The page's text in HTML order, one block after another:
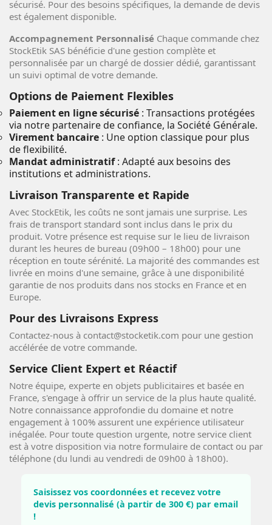
sécurisé. Pour des besoins spécifiques, la demande de devis
est également disponible.
Accompagnement Personnalisé Chaque commande chez
StockEtik SAS bénéficie d'une gestion complète et
personnalisée par un chargé de dossier dédié, garantissant
un suivi optimal de votre demande.
Options de Paiement Flexibles
Paiement en ligne sécurisé : Transactions protégées
via notre partenaire de confiance, la Société Générale.
Virement bancaire : Une option classique pour plus
de flexibilité.
Mandat administratif: Adapté aux besoins des
institutions et administrations.
Livraison Transparente et Rapide
Avec StockEtik, les coûts ne sont jamais une surprise. Les
frais de transport standard sont inclus dans le prix du
produit. Votre présence est requise sur le lieu de livraison
durant les heures de bureau (09h00 – 18h00) pour une
réception en toute sérénité. La majorité des commandes est
livrée en moins d'une semaine, grâce à une disponibilité
garantie de nos produits dans nos stocks en France et en
Europe.
Pour des Livraisons Express
Contactez-nous à contact@stocketik.com pour une gestion
accélérée de votre commande.
Service Client Expert et Réactif
Notre équipe, experte en objets publicitaires et basée en
France, s'engage à offrir un service de la plus haute qualité.
Notre connaissance approfondie du domaine et notre
engagement à 100% assurent une expérience utilisateur
inégalée. Pour toute question urgente, notre service client
est à votre disposition via notre formulaire de contact ou par
téléphone (du lundi au vendredi de 09h00 à 18h00).
Saisissez vos coordonnées et recevez votre
devis personnalisé (à partir de 300 €) par email
!